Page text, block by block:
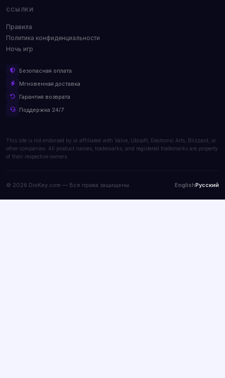
ССЫЛКИ
Правила
Политика конфиденциальности
Ночь игр
Безопасная оплата
Мгновенная доставка
Гарантия возврата
Поддержка 24/7
This site is not endorsed by or affiliated with Valve, Ubisoft, Electronic Arts, Blizzard, or
other companies. All product names, trademarks, and registered trademarks are property
of their respective owners.
© 2026 DioKey.com — Все права защищены. EnglishРусский